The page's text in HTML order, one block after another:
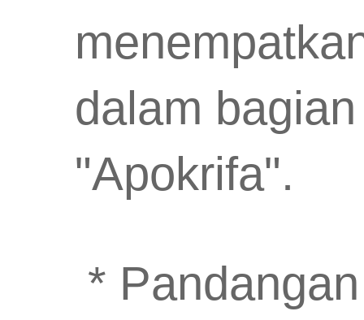
dalam
"Apokrifa".
*